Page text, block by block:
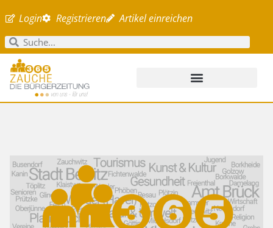
Login Registrieren Artikel einreichen